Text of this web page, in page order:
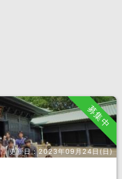
募集中
更新日：2023年09月24日(日)